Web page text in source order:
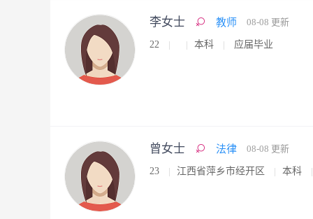
李女士 教师 08-08 更新
22 本科 应届毕业
曾女士 法律 08-08 更新
23 江西省萍乡市经开区 本科